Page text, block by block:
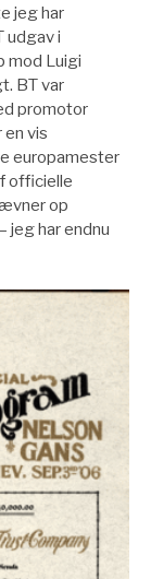
jeg har
udgav i
mod Luigi
BT var
promotor
en vis
europamester
officielle
op
jeg har endnu